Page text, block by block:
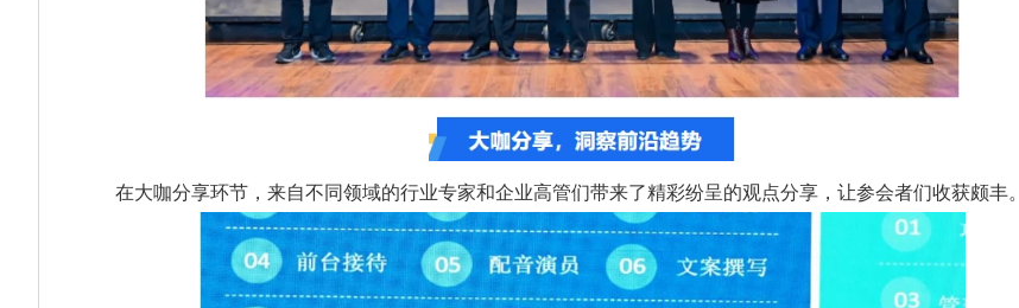
在大咖分享环节，来自不同领域的行业专家和企业高管们带来了精彩纷呈的观点分享，让参会者们收获颇丰。